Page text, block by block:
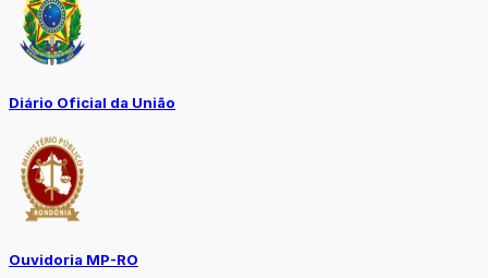
Diário Oficial da União
Ouvidoria MP-RO